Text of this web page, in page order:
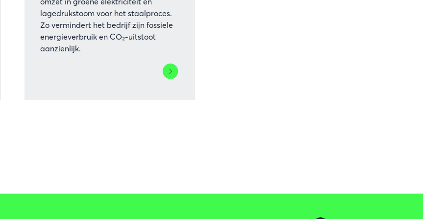
lagedrukstoom voor het staalproces.
Zo vermindert het bedrijf zijn fossiele
energieverbruik en CO₂-uitstoot
aanzienlijk.
Lees
meer
en